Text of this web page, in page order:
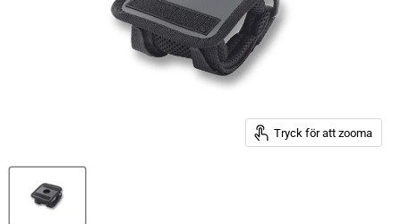
Tryck för att zooma